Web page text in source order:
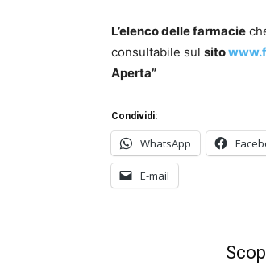
L’elenco delle farmacie
consultabile sul sito
Aperta”
Condividi:
WhatsApp
E-mail